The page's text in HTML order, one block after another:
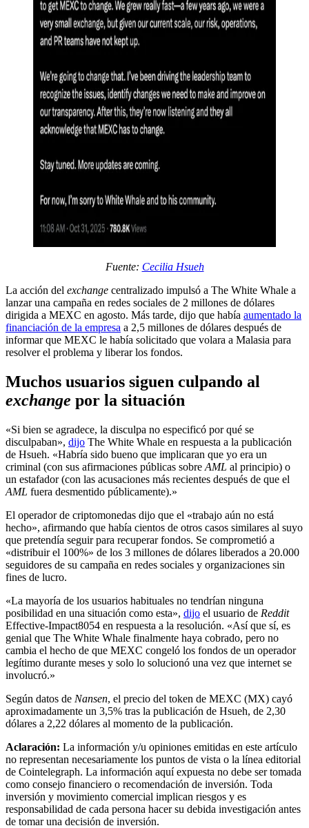
Fuente: Cecilia Hsueh
La acción del exchange centralizado impulsó a The White Whale a
lanzar una campaña en redes sociales de 2 millones de dólares
dirigida a MEXC en agosto. Más tarde, dijo que había aumentado la
financiación de la empresa a 2,5 millones de dólares después de
informar que MEXC le había solicitado que volara a Malasia para
resolver el problema y liberar los fondos.
Muchos usuarios siguen culpando al
exchange por la situación
«Si bien se agradece, la disculpa no especificó por qué se
disculpaban», dijo The White Whale en respuesta a la publicación
de Hsueh. «Habría sido bueno que implicaran que yo era un
criminal (con sus afirmaciones públicas sobre AML al principio) o
un estafador (con las acusaciones más recientes después de que el
AML fuera desmentido públicamente).»
El operador de criptomonedas dijo que el «trabajo aún no está
hecho», afirmando que había cientos de otros casos similares al suyo
que pretendía seguir para recuperar fondos. Se comprometió a
«distribuir el 100%» de los 3 millones de dólares liberados a 20.000
seguidores de su campaña en redes sociales y organizaciones sin
fines de lucro.
«La mayoría de los usuarios habituales no tendrían ninguna
posibilidad en una situación como esta», dijo el usuario de Reddit
Effective-Impact8054 en respuesta a la resolución. «Así que sí, es
genial que The White Whale finalmente haya cobrado, pero no
cambia el hecho de que MEXC congeló los fondos de un operador
legítimo durante meses y solo lo solucionó una vez que internet se
involucró.»
Según datos de Nansen, el precio del token de MEXC (MX) cayó
aproximadamente un 3,5% tras la publicación de Hsueh, de 2,30
dólares a 2,22 dólares al momento de la publicación.
Aclaración: La información y/u opiniones emitidas en este artículo
no representan necesariamente los puntos de vista o la línea editorial
de Cointelegraph. La información aquí expuesta no debe ser tomada
como consejo financiero o recomendación de inversión. Toda
inversión y movimiento comercial implican riesgos y es
responsabilidad de cada persona hacer su debida investigación antes
de tomar una decisión de inversión.